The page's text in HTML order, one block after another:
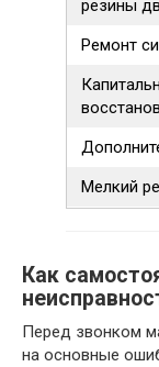
резины
Ремонт
Мелкий
Как
Перед звонком
на основные